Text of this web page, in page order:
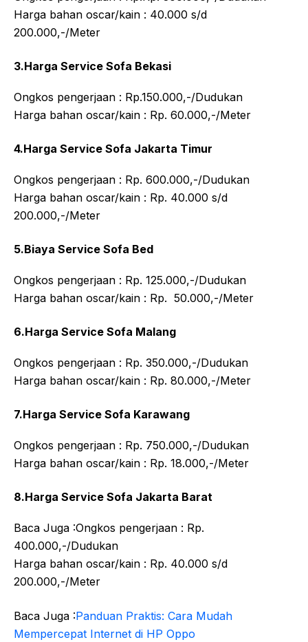
Harga bahan oscar/kain : 40.000 s/d
200.000,-/Meter
3.Harga Service Sofa Bekasi
Ongkos pengerjaan : Rp.150.000,-/Dudukan
Harga bahan oscar/kain : Rp. 60.000,-/Meter
4.Harga Service Sofa Jakarta Timur
Ongkos pengerjaan : Rp. 600.000,-/Dudukan
Harga bahan oscar/kain : Rp. 40.000 s/d
200.000,-/Meter
5.Biaya Service Sofa Bed
Ongkos pengerjaan : Rp. 125.000,-/Dudukan
Harga bahan oscar/kain : Rp. 50.000,-/Meter
6.Harga Service Sofa Malang
Ongkos pengerjaan : Rp. 350.000,-/Dudukan
Harga bahan oscar/kain : Rp. 80.000,-/Meter
7.Harga Service Sofa Karawang
Ongkos pengerjaan : Rp. 750.000,-/Dudukan
Harga bahan oscar/kain : Rp. 18.000,-/Meter
8.Harga Service Sofa Jakarta Barat
Baca Juga :Ongkos pengerjaan : Rp.
400.000,-/Dudukan
Harga bahan oscar/kain : Rp. 40.000 s/d
200.000,-/Meter
Baca Juga :Panduan Praktis: Cara Mudah
Mempercepat Internet di HP Oppo